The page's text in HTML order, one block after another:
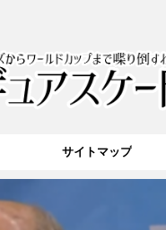
サイトマップ